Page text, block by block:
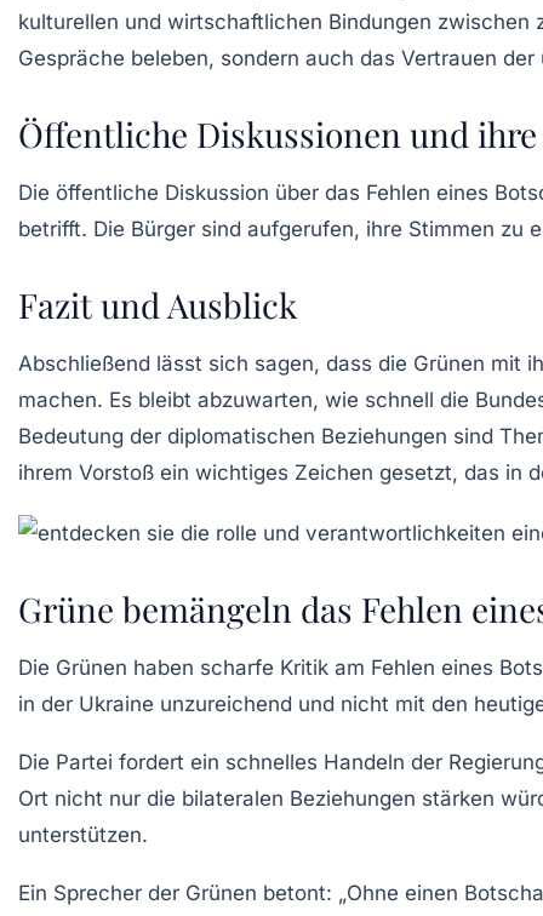
kulturellen und wirtschaftlichen Bindungen
Gespräche beleben, sondern auch das Vertrauen
Öffentliche Diskussionen und ihre
Die öffentliche Diskussion über das Fehlen eines
betrifft. Die Bürger sind aufgerufen, ihre Stimmen zu
Fazit und Ausblick
Abschließend lässt sich sagen, dass die Grünen mit
machen. Es bleibt abzuwarten, wie schnell die
Bedeutung der diplomatischen Beziehungen sind
ihrem Vorstoß ein wichtiges Zeichen gesetzt, das in
Grüne bemängeln das Fehlen
Die Grünen haben scharfe Kritik am Fehlen eines
in der Ukraine unzureichend und nicht mit den
Die Partei fordert ein schnelles Handeln der
Ort nicht nur die bilateralen Beziehungen stärken
unterstützen.
Ein Sprecher der Grünen betont: „Ohne einen